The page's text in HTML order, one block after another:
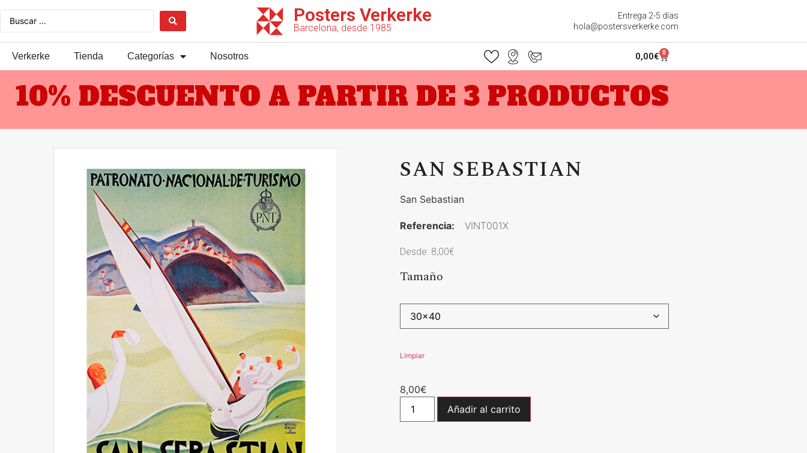
Posters Verkerke
Barcelona, desde 1985
Entrega 2-5 días
hola@postersverkerke.com
Verkerke Tienda Categorías Nosotros 0,00€ 0
10% DESCUENTO A PARTIR DE 3 PRODUCTOS
SAN SEBASTIAN
San Sebastian
Referencia: VINT001X
Desde: 8,00€
Tamaño
Limpiar
8,00€
Añadir al carrito